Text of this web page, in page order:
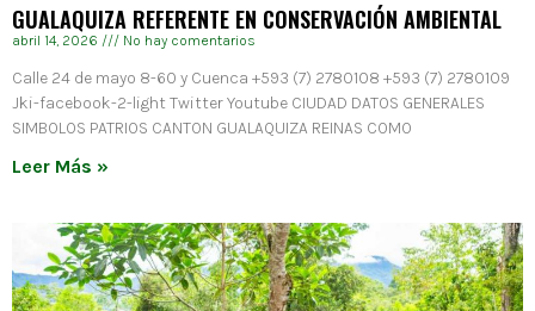
GUALAQUIZA REFERENTE EN CONSERVACIÓN AMBIENTAL
abril 14, 2026 No hay comentarios
Calle 24 de mayo 8-60 y Cuenca +593 (7) 2780108 +593 (7) 2780109
Jki-facebook-2-light Twitter Youtube CIUDAD DATOS GENERALES
SIMBOLOS PATRIOS CANTON GUALAQUIZA REINAS COMO
Leer Más »